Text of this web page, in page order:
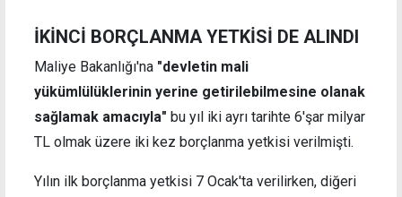
İKİNCİ BORÇLANMA YETKİSİ DE ALINDI
Maliye Bakanlığı'na "devletin mali
yükümlülüklerinin yerine getirilebilmesine olanak
sağlamak amacıyla" bu yıl iki ayrı tarihte 6'şar milyar
TL olmak üzere iki kez borçlanma yetkisi verilmişti.
Yılın ilk borçlanma yetkisi 7 Ocak'ta verilirken, diğeri